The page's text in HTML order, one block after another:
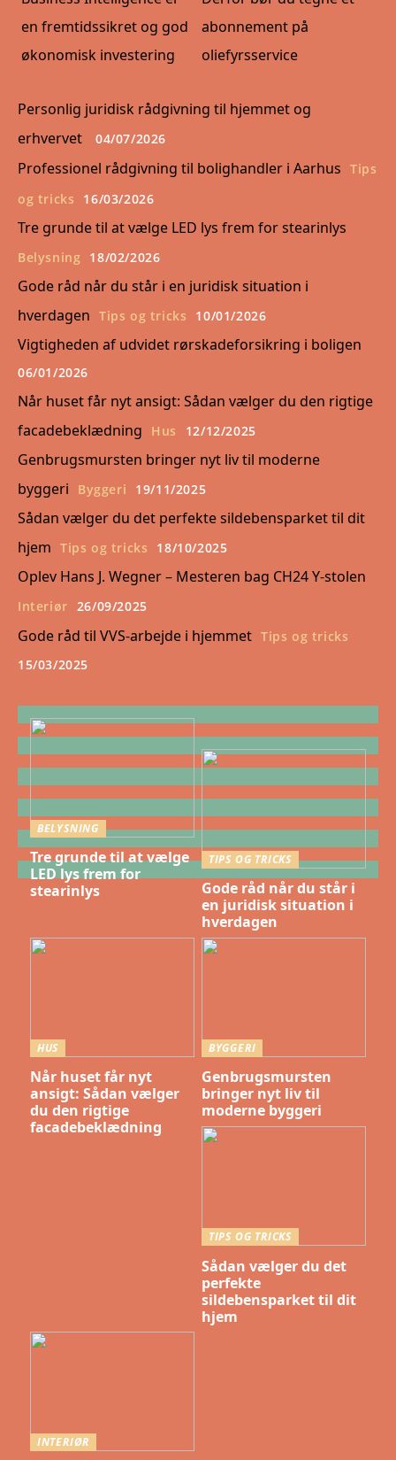
en fremtidssikret og god
økonomisk investering
abonnement på
oliefyrsservice
Personlig juridisk rådgivning til hjemmet og
erhvervet
04/07/2026
Professionel rådgivning til bolighandler i Aarhus Tips
og tricks
16/03/2026
Tre grunde til at vælge LED lys frem for stearinlys
Belysning 18/02/2026
Gode råd når du står i en juridisk situation i
hverdagen Tips og tricks 10/01/2026
Vigtigheden af udvidet rørskadeforsikring i boligen
06/01/2026
Når huset får nyt ansigt: Sådan vælger du den rigtige
facadebeklædning
Hus 12/12/2025
Genbrugsmursten bringer nyt liv til moderne
byggeri
Byggeri 19/11/2025
Sådan vælger du det perfekte sildebensparket til dit
hjem Tips og tricks 18/10/2025
Oplev Hans J. Wegner – Mesteren bag CH24 Y-stolen
Interiør 26/09/2025
Gode råd til VVS-arbejde i hjemmet Tips og tricks
15/03/2025
BELYSNING
Tre grunde til at vælge
LED lys frem for
stearinlys
TIPS OG TRICKS
Gode råd når du står i
en juridisk situation i
hverdagen
HUS
Når huset får nyt
ansigt: Sådan vælger
du den rigtige
facadebeklædning
BYGGERI
Genbrugsmursten
bringer nyt liv til
moderne byggeri
TIPS OG TRICKS
Sådan vælger du det
perfekte
sildebensparket til dit
hjem
INTERIØR